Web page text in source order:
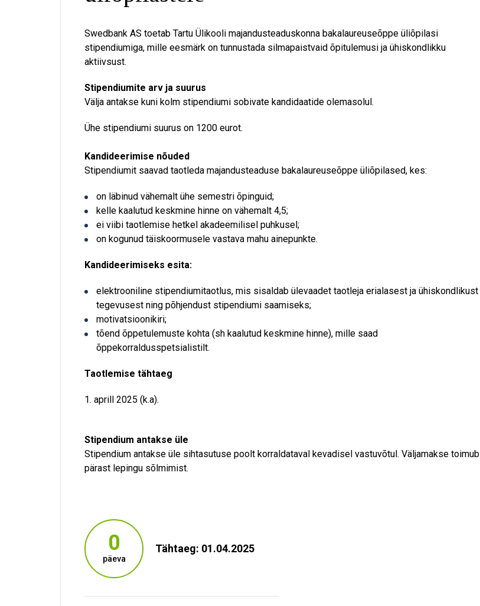
Swedbank AS toetab Tartu Ülikooli majandusteaduskonna bakalaureuseõppe üliõpilasi
stipendiumiga, mille eesmärk on tunnustada silmapaistvaid õpitulemusi ja ühiskondlikku
aktiivsust.
Stipendiumite arv ja suurus
Välja antakse kuni kolm stipendiumi sobivate kandidaatide olemasolul.
Ühe stipendiumi suurus on 1200 eurot.
Kandideerimise nõuded
Stipendiumit saavad taotleda majandusteaduse bakalaureuseõppe üliõpilased, kes:
on läbinud vähemalt ühe semestri õpinguid;
kelle kaalutud keskmine hinne on vähemalt 4,5;
ei viibi taotlemise hetkel akadeemilisel puhkusel;
on kogunud täiskoormusele vastava mahu ainepunkte.
Kandideerimiseks esita:
elektrooniline stipendiumitaotlus, mis sisaldab ülevaadet taotleja erialasest ja ühiskondlikust
tegevusest ning põhjendust stipendiumi saamiseks;
motivatsioonikiri;
tõend õppetulemuste kohta (sh kaalutud keskmine hinne), mille saad
õppekorraldusspetsialistilt.
Taotlemise tähtaeg
1. aprill 2025 (k.a).
Stipendium antakse üle
Stipendium antakse üle sihtasutuse poolt korraldataval kevadisel vastuvõtul. Väljamakse toimub
pärast lepingu sõlmimist.
0
päeva
Tähtaeg: 01.04.2025